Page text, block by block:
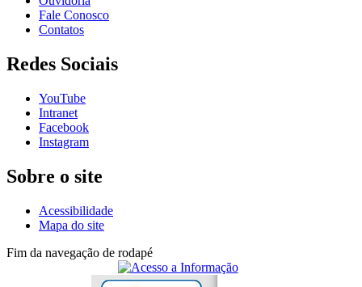
Fale Conosco
Contatos
Redes Sociais
YouTube
Intranet
Facebook
Instagram
Sobre o site
Acessibilidade
Mapa do site
Fim da navegação de rodapé